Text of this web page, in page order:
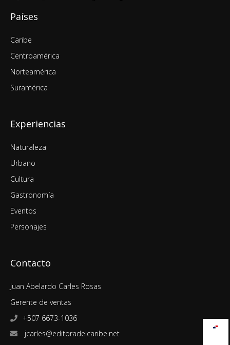
Países
Caribe
Centroamérica
Norteamérica
Suramérica
Experiencias
Naturaleza
Urbano
Cultura
Gastronomía
Eventos
Personajes
Contacto
Juan Abelardo Carles Rosas
Gerente de ventas
+507 6673-1036
jcarles@editoradelcaribe.net